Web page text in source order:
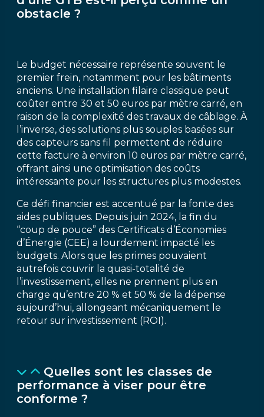
obstacle ?
Le budget nécessaire représente souvent le
premier frein, notamment pour les bâtiments
anciens. Une installation filaire classique peut
coûter entre 30 et 50 euros par mètre carré, en
raison de la complexité des travaux de câblage. À
l’inverse, des solutions plus souples basées sur
des capteurs sans fil permettent de réduire
cette facture à environ 10 euros par mètre carré,
offrant ainsi une optimisation des coûts
intéressante pour les structures plus modestes.
Ce défi financier est accentué par la fonte des
aides publiques. Depuis juin 2024, la fin du
“coup de pouce” des Certificats d’Économies
d’Énergie (CEE) a lourdement impacté les
budgets. Alors que les primes pouvaient
autrefois couvrir la quasi-totalité de
l’investissement, elles ne prennent plus en
charge qu’entre 20 % et 50 % de la dépense
aujourd’hui, allongeant mécaniquement le
retour sur investissement (ROI).
Quelles sont les classes de
performance à viser pour être
conforme ?